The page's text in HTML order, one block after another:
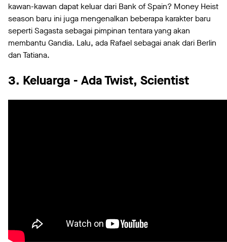
kawan-kawan dapat keluar dari Bank of Spain? Money Heist
season baru ini juga mengenalkan beberapa karakter baru
seperti Sagasta sebagai pimpinan tentara yang akan
membantu Gandia. Lalu, ada Rafael sebagai anak dari Berlin
dan Tatiana.
3. Keluarga - Ada Twist, Scientist